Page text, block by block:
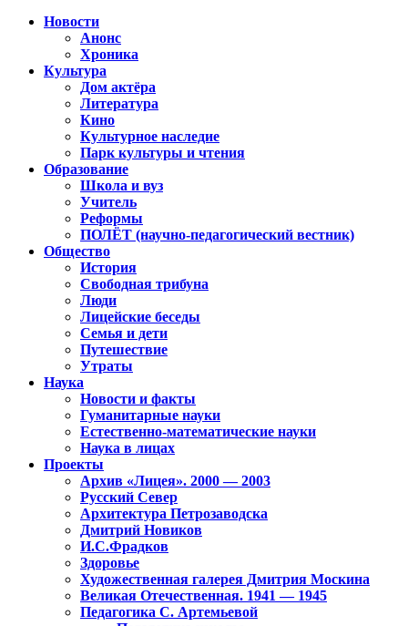
Новости
Анонс
Хроника
Культура
Дом актёра
Литература
Кино
Культурное наследие
Парк культуры и чтения
Образование
Школа и вуз
Учитель
Реформы
ПОЛЁТ (научно-педагогический вестник)
Общество
История
Свободная трибуна
Люди
Лицейские беседы
Семья и дети
Путешествие
Утраты
Наука
Новости и факты
Гуманитарные науки
Естественно-математические науки
Наука в лицах
Проекты
Архив «Лицея». 2000 — 2003
Русский Север
Архитектура Петрозаводска
Дмитрий Новиков
И.С.Фрадков
Здоровье
Художественная галерея Дмитрия Москина
Великая Отечественная. 1941 — 1945
Педагогика С. Артемьевой